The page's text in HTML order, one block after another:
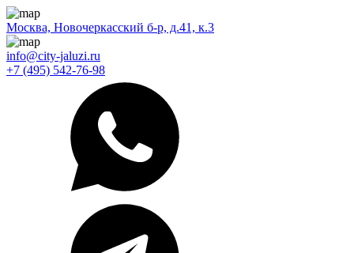
Москва, Новочеркасский б-р, д.41, к.3
info@city-jaluzi.ru
+7 (495) 542-76-98